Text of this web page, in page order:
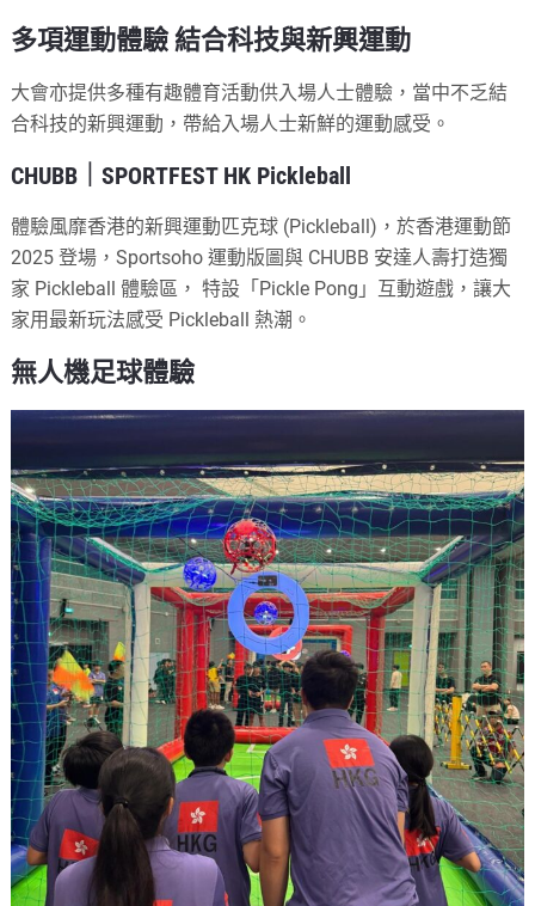
多項運動體驗 結合科技與新興運動
大會亦提供多種有趣體育活動供入場人士體驗，當中不乏結
合科技的新興運動，帶給入場人士新鮮的運動感受。
CHUBB｜SPORTFEST HK Pickleball
體驗風靡香港的新興運動匹克球 (Pickleball)，於香港運動節
2025 登場，Sportsoho 運動版圖與 CHUBB 安達人壽打造獨
家 Pickleball 體驗區， 特設「Pickle Pong」互動遊戲，讓大
家用最新玩法感受 Pickleball 熱潮。
無人機足球體驗